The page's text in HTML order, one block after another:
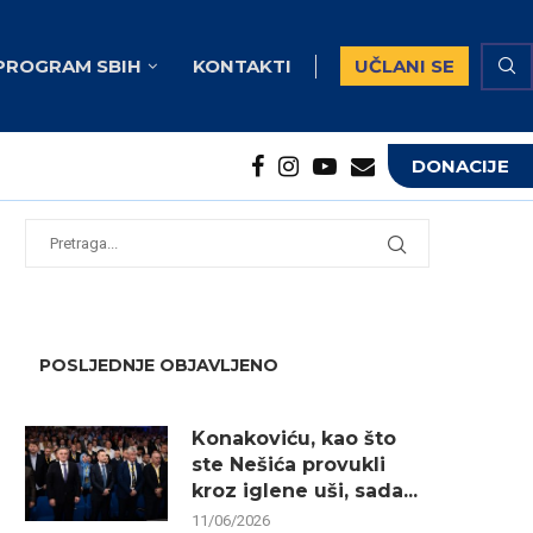
SBIH KONTAKTI UČLANI SE
DONACIJE
POSLJEDNJE OBJAVLJENO
Konakoviću, kao što
ste Nešića provukli
kroz iglene uši, sada...
11/06/2026